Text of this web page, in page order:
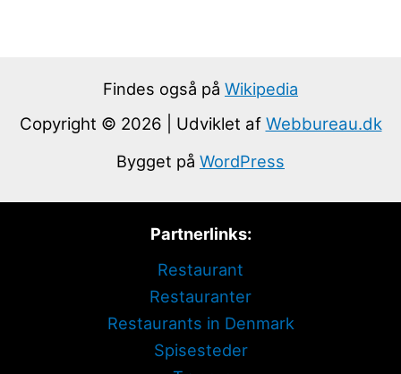
Findes også på Wikipedia
Copyright © 2026 | Udviklet af Webbureau.dk
Bygget på WordPress
Partnerlinks:
Restaurant
Restauranter
Restaurants in Denmark
Spisesteder